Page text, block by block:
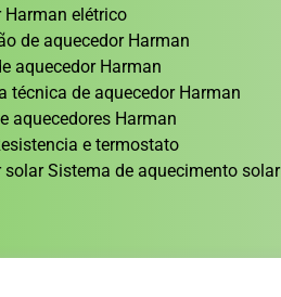
Harman elétrico
de aquecedor Harman
aquecedor Harman
técnica de aquecedor Harman
aquecedores Harman
e termostato
solar Sistema de aquecimento solar